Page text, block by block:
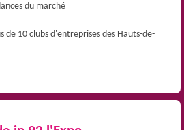
du marché
de 10 clubs d'entreprises des Hauts-de-